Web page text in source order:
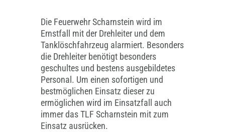
Die Feuerwehr Scharnstein wird im
Ernstfall mit der Drehleiter und dem
Tanklöschfahrzeug alarmiert. Besonders
die Drehleiter benötigt besonders
geschultes und bestens ausgebildetes
Personal. Um einen sofortigen und
bestmöglichen Einsatz dieser zu
ermöglichen wird im Einsatzfall auch
immer das TLF Scharnstein mit zum
Einsatz ausrücken.